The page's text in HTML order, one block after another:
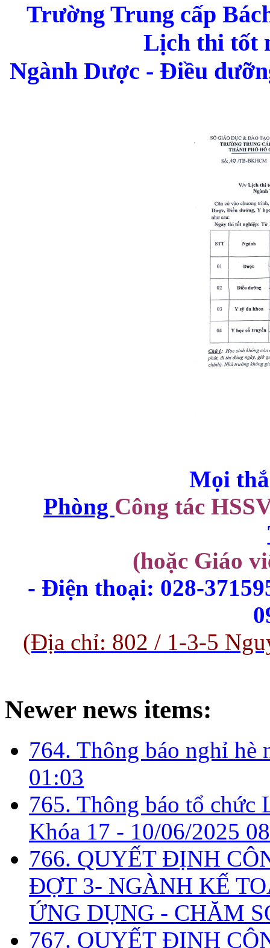
Trường Trung cấp
Lịch thi tốt
Ngành Dược - Điều
Mọi
Phòng Công tác
(hoặc Giáo
- Điện thoại: 028-
(Địa chỉ: 802 / 1-3-5
Newer news items:
764. Thông báo nghỉ
01:03
765. Thông báo tổ chức
Khóa 17 - 10/06/2025
766. QUYẾT ĐỊNH
ĐỢT 3- NGÀNH KẾ
ỨNG DỤNG - CHĂM
767. QUYẾT ĐỊNH